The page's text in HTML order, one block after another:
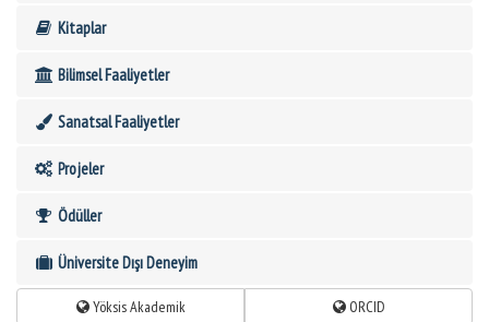
Kitaplar
Bilimsel Faaliyetler
Sanatsal Faaliyetler
Projeler
Ödüller
Üniversite Dışı Deneyim
Yöksis Akademik ORCID